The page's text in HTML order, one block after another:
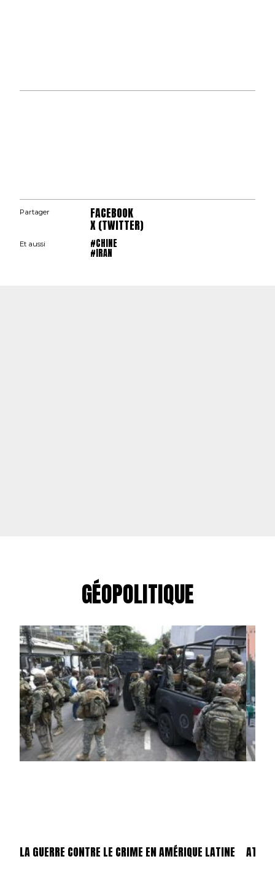
Partager FACEBOOK
X (TWITTER)
Et aussi #CHINE
#IRAN
GÉOPOLITIQUE
LA GUERRE CONTRE LE CRIME EN AMÉRIQUE LATINE